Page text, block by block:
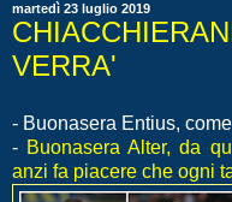
martedì 23 luglio 2019
VERRA'
- Buonasera Entius,
- Buonasera Alter, da
anzi fa piacere che ogni